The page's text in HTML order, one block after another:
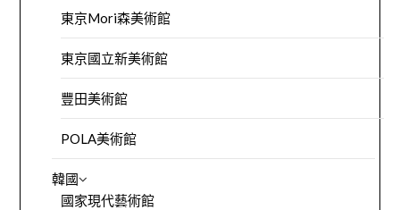
東京Mori森美術館
東京國立新美術館
豐田美術館
POLA美術館
韓國
國家現代藝術館